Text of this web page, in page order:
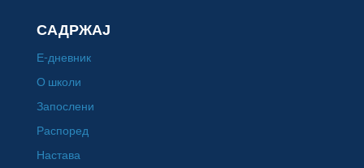
САДРЖАЈ
Е-дневник
О школи
Запослени
Распоред
Настава